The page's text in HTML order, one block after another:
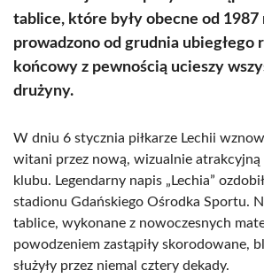
tablice, które były obecne od 1987
prowadzono od grudnia ubiegłego
końcowy z pewnością ucieszy
drużyny.
W dniu 6 stycznia piłkarze Lechii
witani przez nową, wizualnie atrakcyjną
klubu. Legendarny napis „Lechia”
stadionu Gdańskiego Ośrodka Sportu.
tablice, wykonane z nowoczesnych
powodzeniem zastąpiły skorodowane,
służyły przez niemal cztery dekady.